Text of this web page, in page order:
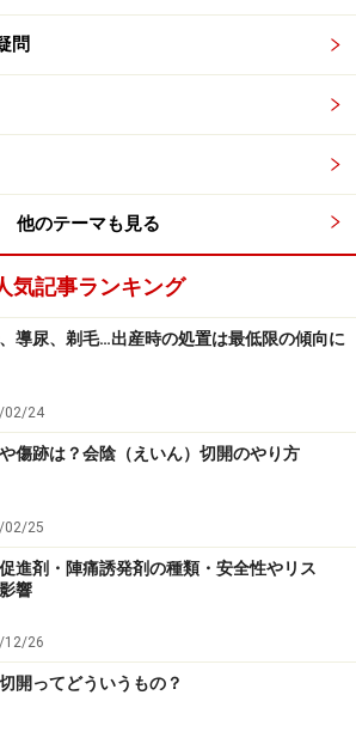
問
他のテーマも見る
気記事ランキング
導尿、剃毛…出産時の処置は最低限の傾向に
02/24
傷跡は？会陰（えいん）切開のやり方
02/25
進剤・陣痛誘発剤の種類・安全性やリス
響
12/26
開ってどういうもの？